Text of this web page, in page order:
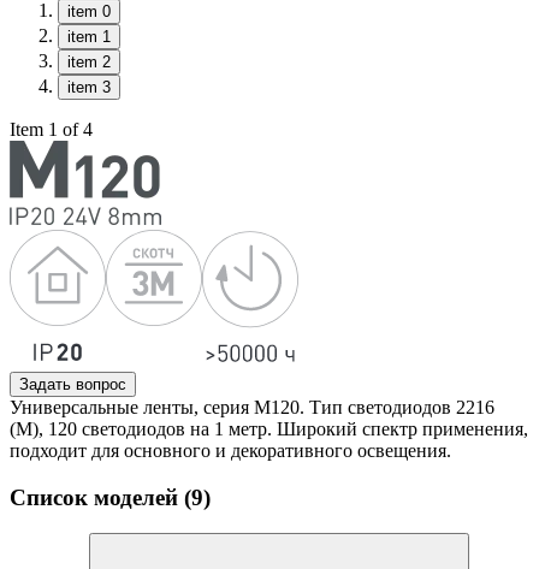
item 0
item 1
item 2
item 3
Item 1 of 4
Задать вопрос
Универсальные ленты, серия M120. Тип светодиодов 2216
(M), 120 светодиодов на 1 метр. Широкий спектр применения,
подходит для основного и декоративного освещения.
Список моделей (9)